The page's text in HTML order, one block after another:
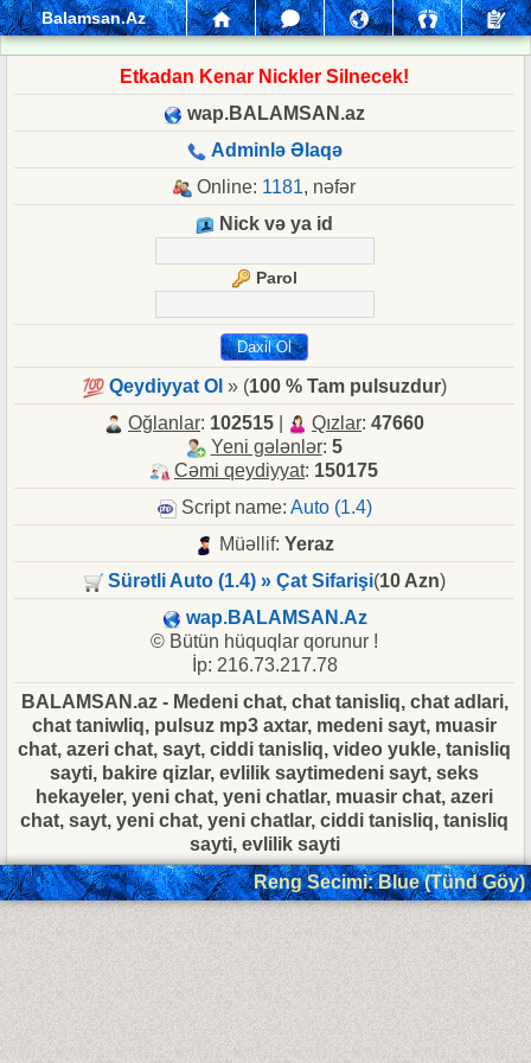
Balamsan.Az
Etkadan Kenar Nickler Silnecek!
wap.BALAMSAN.az
Adminlə Əlaqə
Online: 1181, nəfər
Nick və ya id
Parol
Qeydiyyat Ol » (100 % Tam pulsuzdur)
Oğlanlar: 102515 Qızlar: 47660
Yeni gələnlər: 5
Cəmi qeydiyyat: 150175
Script name: Auto (1.4)
Müəllif: Yeraz
Sürətli Auto (1.4) » Çat Sifarişi(10 Azn)
wap.BALAMSAN.Az
© Bütün hüquqlar qorunur !
İp: 216.73.217.78
BALAMSAN.az - Medeni chat, chat tanisliq, chat adlari,
chat taniwliq, pulsuz mp3 axtar, medeni sayt, muasir
chat, azeri chat, sayt, ciddi tanisliq, video yukle, tanisliq
sayti, bakire qizlar, evlilik saytimedeni sayt, seks
hekayeler, yeni chat, yeni chatlar, muasir chat, azeri
chat, sayt, yeni chat, yeni chatlar, ciddi tanisliq, tanisliq
sayti, evlilik sayti
Reng Secimi: Blue (Tünd Göy)